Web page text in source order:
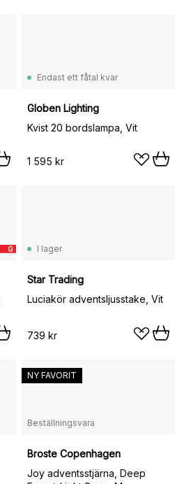
Endast ett fåtal kvar
Globen Lighting
Kvist 20 bordslampa, Vit
1 595 kr
G I lager
Star Trading
Luciakör adventsljusstake, Vit
739 kr
Beställningsvara
Broste Copenhagen
Joy adventsstjärna, Deep
NY FAVORIT